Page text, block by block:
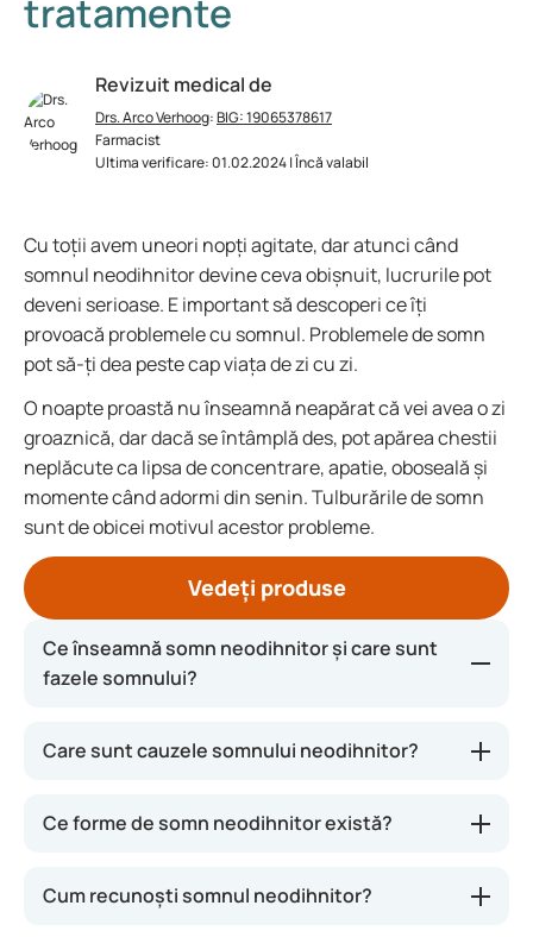
tratamente
Revizuit medical de
Drs. Arco Verhoog:BIG: 19065378617
Farmacist
Ultima verificare: 01.02.2024 | Încă valabil
Cu toții avem uneori nopți agitate, dar atunci când
somnul neodihnitor devine ceva obișnuit, lucrurile pot
deveni serioase. E important să descoperi ce îți
provoacă problemele cu somnul. Problemele de somn
pot să-ți dea peste cap viața de zi cu zi.
O noapte proastă nu înseamnă neapărat că vei avea o zi
groaznică, dar dacă se întâmplă des, pot apărea chestii
neplăcute ca lipsa de concentrare, apatie, oboseală și
momente când adormi din senin. Tulburările de somn
sunt de obicei motivul acestor probleme.
Vedeți produse
Ce înseamnă somn neodihnitor și care sunt
fazele somnului?
ore de somn pe noapte. Nu e nicio problemă dacă
afectează viața, deja vorbim de probleme cu
printr-un ciclu cu patru stadii. Acest ciclu se repetă
de mai multe ori pe noapte.
Care sunt cauzele somnului neodihnitor?
Ce forme de somn neodihnitor există?
Cum recunoști somnul neodihnitor?